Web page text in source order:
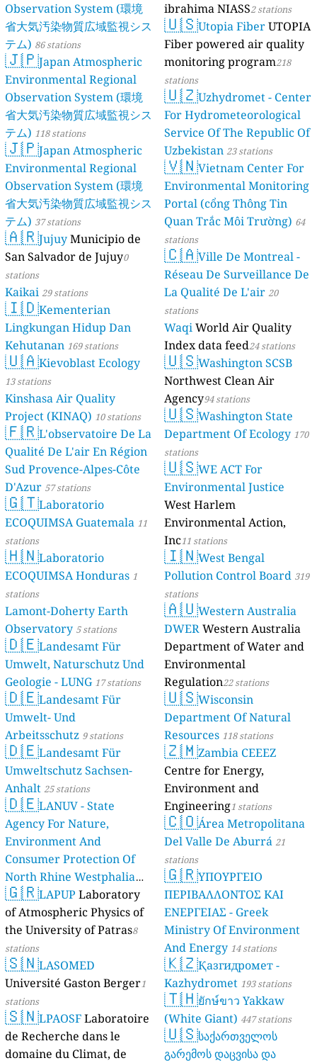
Observation System (環境
省大気汚染物質広域監視シス
テム) 86 stations
🇯🇵Japan Atmospheric
Environmental Regional
Observation System (環境
省大気汚染物質広域監視シス
テム) 118 stations
🇯🇵Japan Atmospheric
Environmental Regional
Observation System (環境
省大気汚染物質広域監視シス
テム) 37 stations
🇦🇷Jujuy Municipio de
San Salvador de Jujuy0
stations
Kaikai 29 stations
🇮🇩Kementerian
Lingkungan Hidup Dan
Kehutanan 169 stations
🇺🇦Kievoblast Ecology
13 stations
Kinshasa Air Quality
Project (KINAQ) 10 stations
🇫🇷L'observatoire De La
Qualité De L'air En Région
Sud Provence-Alpes-Côte
D'Azur 57 stations
🇬🇹Laboratorio
ECOQUIMSA Guatemala 11
stations
🇭🇳Laboratorio
ECOQUIMSA Honduras 1
stations
Lamont-Doherty Earth
Observatory 5 stations
🇩🇪Landesamt Für
Umwelt, Naturschutz Und
Geologie - LUNG 17 stations
🇩🇪Landesamt Für
Umwelt- Und
Arbeitsschutz 9 stations
🇩🇪Landesamt Für
Umweltschutz Sachsen-
Anhalt 25 stations
🇩🇪LANUV - State
Agency For Nature,
Environment And
Consumer Protection Of
North Rhine Westphalia
(Landesamt Für Natur,
Umwelt Und
Verbraucherschutz NRW)
61 stations
🇬🇷LAPUP Laboratory
of Atmospheric Physics of
the University of Patras8
stations
🇸🇳LASOMED
Université Gaston Berger1
stations
🇸🇳LPAOSF Laboratoire
de Recherche dans le
domaine du Climat, de
ibrahima NIASS2 stations
🇺🇸Utopia FiberUTOPIA
Fiber powered air quality
monitoring program218
stations
🇺🇿Uzhydromet - Center
For Hydrometeorological
Service Of The Republic Of
Uzbekistan 23 stations
🇻🇳Vietnam Center For
Environmental Monitoring
Portal (cổng Thông Tin
Quan Trắc Môi Trường) 64
stations
🇨🇦Ville De Montreal -
Réseau De Surveillance De
La Qualité De L'air 20
stations
WaqiWorld Air Quality
Index data feed24 stations
🇺🇸Washington SCSB
Northwest Clean Air
Agency94 stations
🇺🇸Washington State
Department Of Ecology 170
stations
🇺🇸WE ACT For
Environmental Justice
West Harlem
Environmental Action,
Inc11 stations
🇮🇳West Bengal
Pollution Control Board 319
stations
🇦🇺Western Australia
DWERWestern Australia
Department of Water and
Environmental
Regulation22 stations
🇺🇸Wisconsin
Department Of Natural
Resources 118 stations
🇿🇲Zambia CEEEZ
Centre for Energy,
Environment and
Engineering1 stations
🇨🇴Área Metropolitana
Del Valle De Aburrá 21
stations
🇬🇷ΥΠΟΥΡΓΕΙΟ
ΠΕΡΙΒΑΛΛΟΝΤΟΣ ΚΑΙ
ΕΝΕΡΓΕΙΑΣ - Greek
Ministry Of Environment
And Energy 14 stations
🇰🇿Қазгидромет -
Kazhydromet 193 stations
🇹🇭ยักษ์ขาว Yakkaw
(White Giant) 447 stations
🇺🇸საქართველოს
გარემოს დაცვისა და